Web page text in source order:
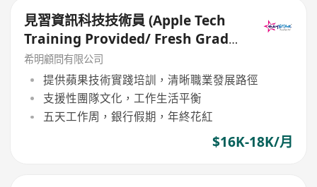
見習資訊科技技術員 (Apple Tech
Training Provided/ Fresh Grads
Welcome)
希明顧問有限公司
提供蘋果技術實踐培訓，清晰職業發展路徑
支援性團隊文化，工作生活平衡
五天工作周，銀行假期，年終花紅
$16K-18K/月